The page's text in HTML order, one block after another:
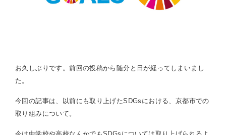
お久しぶりです。前回の投稿から随分と日が経ってしまいまし
た。
今回の記事は、以前にも取り上げたSDGsにおける、京都市での
取り組みについて。